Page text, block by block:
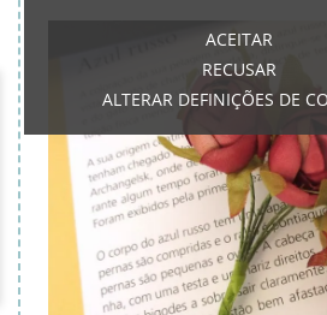
ACEITAR
RECUSAR
ALTERAR DEFINIÇÕES DE